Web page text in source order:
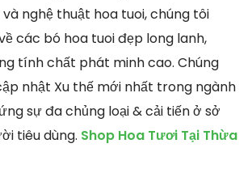
nghệ thuật hoa tuoi, chúng tôi
các bó hoa tuoi đẹp long lanh,
tính chất phát minh cao. Chúng
nhật Xu thế mới nhất trong ngành
sự đa chủng loại & cải tiến ở sở
tiêu dùng. Shop Hoa Tươi Tại Thừa